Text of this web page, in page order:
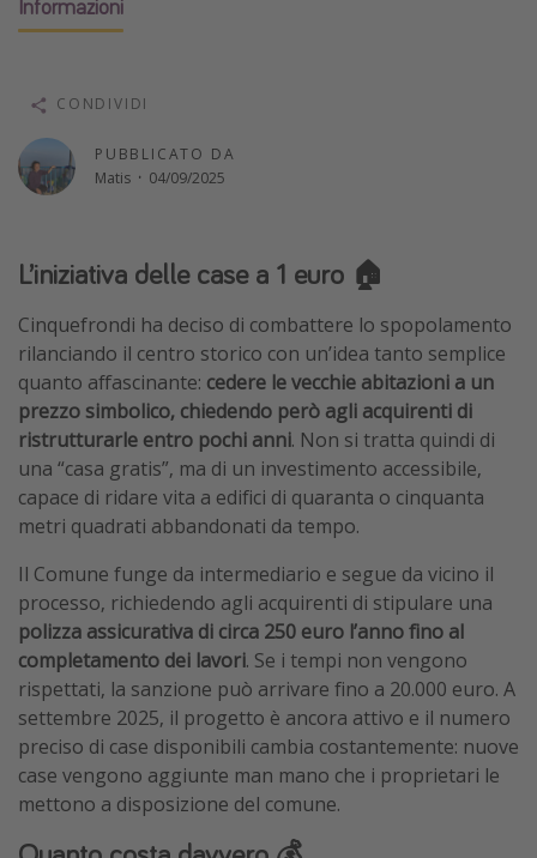
Travel magazine
Festività del 2026
Informazioni
PUBBLICATO DA
Matis · 04/09/2025
CONDIVIDI
L’iniziativa delle case a 1 euro 🏠
Cinquefrondi ha deciso di combattere lo spopolamento
rilanciando il centro storico con un’idea tanto semplice
quanto affascinante: cedere le vecchie abitazioni a un
prezzo simbolico, chiedendo però agli acquirenti di
ristrutturarle entro pochi anni. Non si tratta quindi di
una “casa gratis”, ma di un investimento accessibile,
capace di ridare vita a edifici di quaranta o cinquanta
metri quadrati abbandonati da tempo.
Il Comune funge da intermediario e segue da vicino il
processo, richiedendo agli acquirenti di stipulare una
polizza assicurativa di circa 250 euro l’anno fino al
completamento dei lavori. Se i tempi non vengono
rispettati, la sanzione può arrivare fino a 20.000 euro. A
settembre 2025, il progetto è ancora attivo e il numero
preciso di case disponibili cambia costantemente: nuove
case vengono aggiunte man mano che i proprietari le
mettono a disposizione del comune.